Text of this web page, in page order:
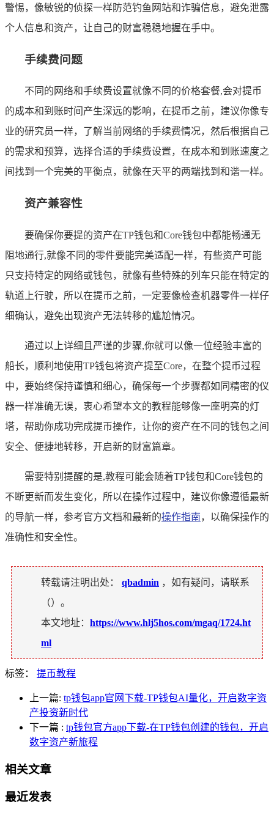
警惕，像敏锐的侦探一样防范钓鱼网站和诈骗信息，避免泄露
个人信息和资产，让自己的财富稳稳地握在手中。
手续费问题
不同的网络和手续费设置就像不同的价格套餐,会对提币
的成本和到账时间产生深远的影响，在提币之前，建议你像专
业的研究员一样，了解当前网络的手续费情况，然后根据自己
的需求和预算，选择合适的手续费设置，在成本和到账速度之
间找到一个完美的平衡点，就像在天平的两端找到和谐一样。
资产兼容性
要确保你要提的资产在TP钱包和Core钱包中都能畅通无
阻地通行,就像不同的零件要能完美适配一样，有些资产可能
只支持特定的网络或钱包，就像有些特殊的列车只能在特定的
轨道上行驶，所以在提币之前，一定要像检查机器零件一样仔
细确认，避免出现资产无法转移的尴尬情况。
通过以上详细且严谨的步骤,你就可以像一位经验丰富的
船长，顺利地使用TP钱包将资产提至Core，在整个提币过程
中，要始终保持谨慎和细心，确保每一个步骤都如同精密的仪
器一样准确无误，衷心希望本文的教程能够像一座明亮的灯
塔，帮助你成功完成提币操作，让你的资产在不同的钱包之间
安全、便捷地转移，开启新的财富篇章。
需要特别提醒的是,教程可能会随着TP钱包和Core钱包的
不断更新而发生变化，所以在操作过程中，建议你像遵循最新
的导航一样，参考官方文档和最新的操作指南，以确保操作的
准确性和安全性。
转载请注明出处： qbadmin ，如有疑问，请联系
（）。
本文地址： https://www.hlj5hos.com/mgaq/1724.ht
ml
标签： 提币教程
上一篇: tp钱包app官网下载-TP钱包AI量化，开启数字资
产投资新时代
下一篇 : tp钱包官方app下载-在TP钱包创建的钱包，开启
数字资产新旅程
相关文章
最近发表